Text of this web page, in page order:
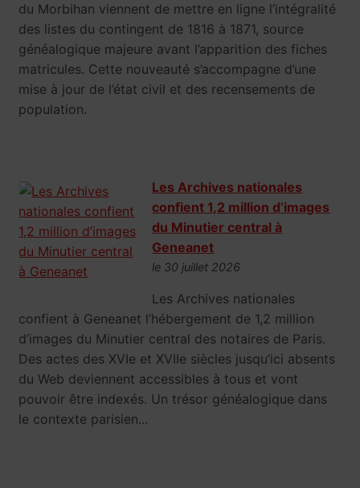
du Morbihan viennent de mettre en ligne l’intégralité
des listes du contingent de 1816 à 1871, source
généalogique majeure avant l’apparition des fiches
matricules. Cette nouveauté s’accompagne d’une
mise à jour de l’état civil et des recensements de
population.
Les Archives nationales
confient 1,2 million d’images
du Minutier central à
Geneanet
le 30 juillet 2026
Les Archives nationales
confient à Geneanet l’hébergement de 1,2 million
d’images du Minutier central des notaires de Paris.
Des actes des XVIe et XVIIe siècles jusqu’ici absents
du Web deviennent accessibles à tous et vont
pouvoir être indexés. Un trésor généalogique dans
le contexte parisien...